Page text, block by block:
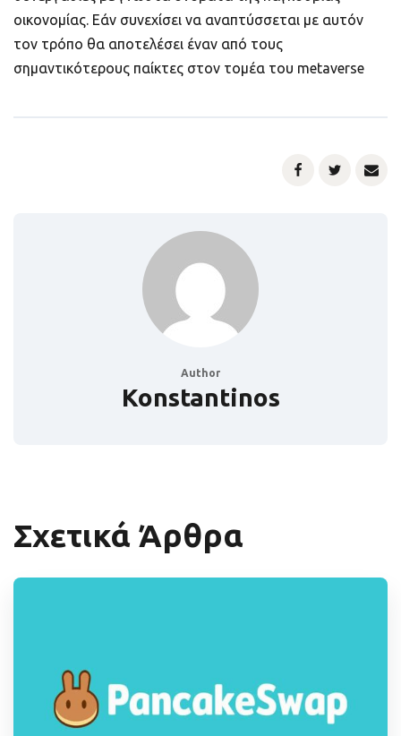
οικονομίας. Εάν συνεχίσει να αναπτύσσεται με αυτόν
τον τρόπο θα αποτελέσει έναν από τους
σημαντικότερους παίκτες στον τομέα του metaverse
Author
Konstantinos
Σχετικά Άρθρα